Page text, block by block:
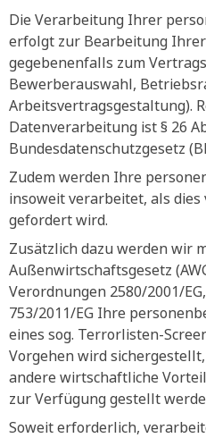
Die Verarbeitung Ihrer
erfolgt zur Bearbeitung
gegebenenfalls zum
Bewerberauswahl,
Arbeitsvertragsgestaltung).
Datenverarbeitung ist § 26
Bundesdatenschutzgesetz
Zudem werden Ihre
insoweit verarbeitet, als dies
gefordert wird.
Zusätzlich dazu werden wir
Außenwirtschaftsgesetz
Verordnungen 2580/2001/
753/2011/EG Ihre
eines sog. Terrorlisten-
Vorgehen wird
andere wirtschaftliche
zur Verfügung gestellt
Soweit erforderlich,